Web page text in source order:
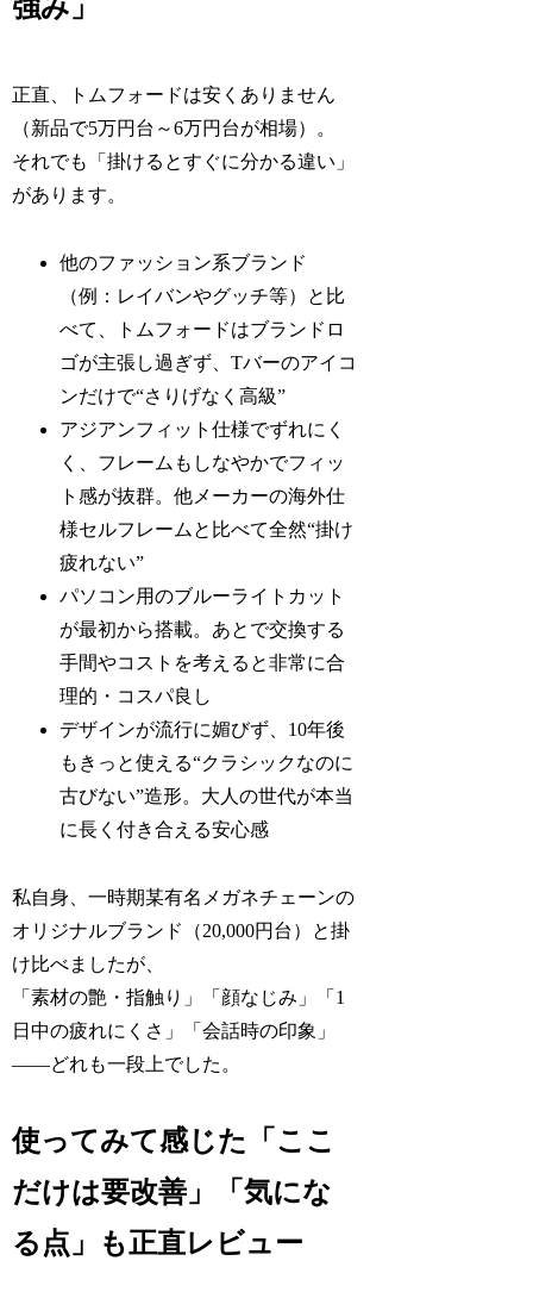
強み」
正直、トムフォードは安くありません
（新品で5万円台～6万円台が相場）。
それでも「掛けるとすぐに分かる違い」
があります。
他のファッション系ブランド
（例：レイバンやグッチ等）と比
べて、トムフォードはブランドロ
ゴが主張し過ぎず、Tバーのアイコ
ンだけで“さりげなく高級”
アジアンフィット仕様でずれにく
く、フレームもしなやかでフィッ
ト感が抜群。他メーカーの海外仕
様セルフレームと比べて全然“掛け
疲れない”
パソコン用のブルーライトカット
が最初から搭載。あとで交換する
手間やコストを考えると非常に合
理的・コスパ良し
デザインが流行に媚びず、10年後
もきっと使える“クラシックなのに
古びない”造形。大人の世代が本当
に長く付き合える安心感
私自身、一時期某有名メガネチェーンの
オリジナルブランド（20,000円台）と掛
け比べましたが、
「素材の艶・指触り」「顔なじみ」「1
日中の疲れにくさ」「会話時の印象」
――どれも一段上でした。
使ってみて感じた「ここ
だけは要改善」「気にな
る点」も正直レビュー